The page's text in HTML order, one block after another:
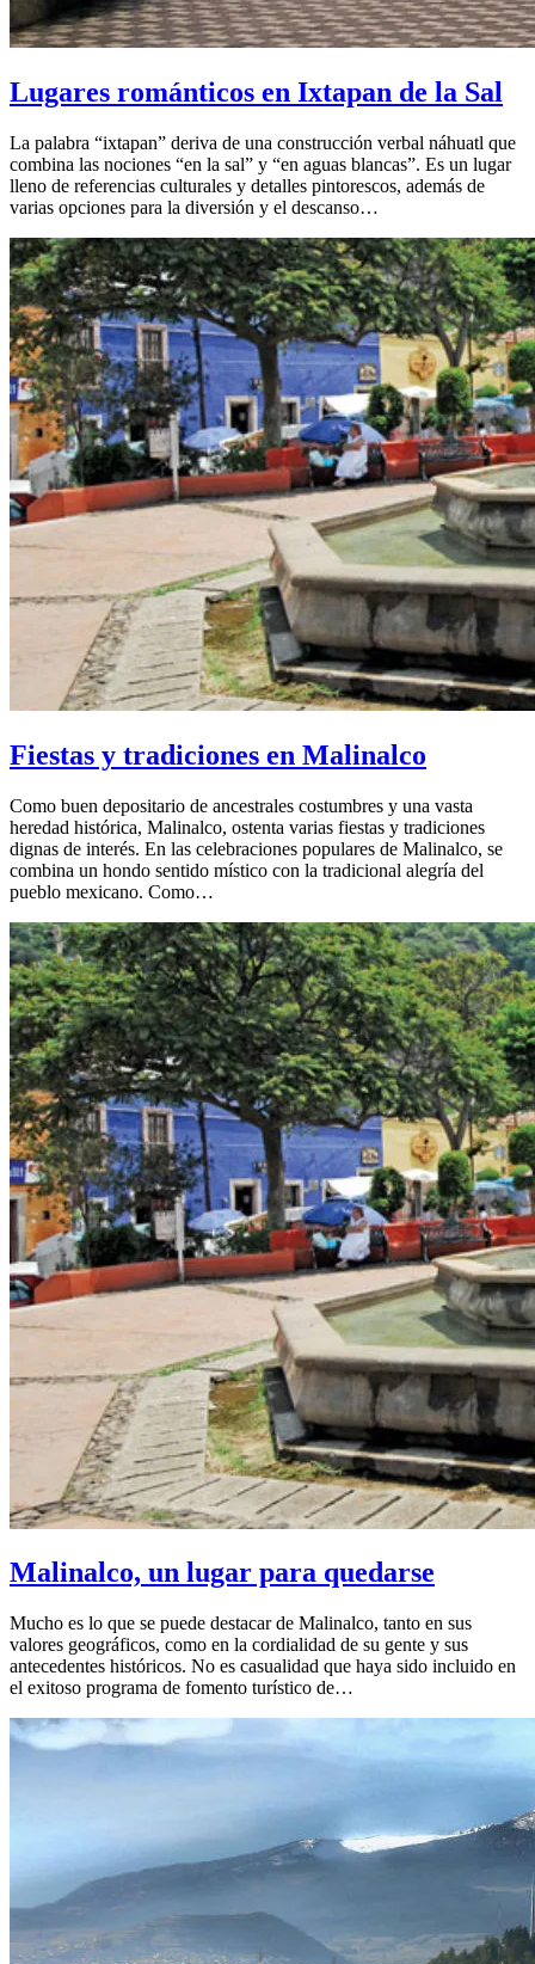
Lugares románticos en Ixtapan de la Sal
La palabra “ixtapan” deriva de una construcción verbal náhuatl que
combina las nociones “en la sal” y “en aguas blancas”. Es un lugar
lleno de referencias culturales y detalles pintorescos, además de
varias opciones para la diversión y el descanso…
Fiestas y tradiciones en Malinalco
Como buen depositario de ancestrales costumbres y una vasta
heredad histórica, Malinalco, ostenta varias fiestas y tradiciones
dignas de interés. En las celebraciones populares de Malinalco, se
combina un hondo sentido místico con la tradicional alegría del
pueblo mexicano. Como…
Malinalco, un lugar para quedarse
Mucho es lo que se puede destacar de Malinalco, tanto en sus
valores geográficos, como en la cordialidad de su gente y sus
antecedentes históricos. No es casualidad que haya sido incluido en
el exitoso programa de fomento turístico de…